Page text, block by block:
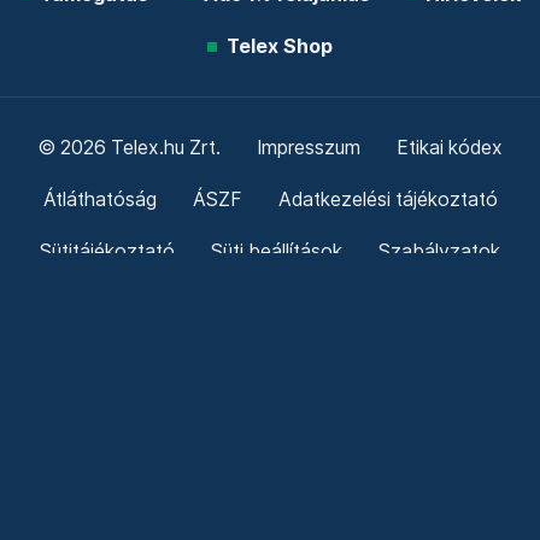
Telex Shop
© 2026 Telex.hu Zrt. Impresszum Etikai kódex
Átláthatóság ÁSZF Adatkezelési tájékoztató
Sütitájékoztató Süti beállítások Szabályzatok